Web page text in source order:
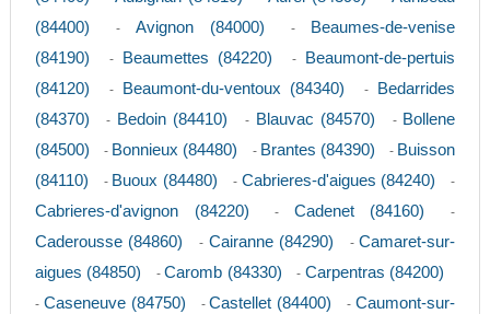
(84400)
- Avignon (84000) -
Beaumes-de-venise
(84190)
- Beaumettes (84220) -
Beaumont-de-pertuis
(84120)
- Beaumont-du-ventoux (84340) -
Bedarrides
(84370)
- Bedoin (84410) - Blauvac (84570) - Bollene
(84500)
- Bonnieux (84480) - Brantes (84390) - Buisson
(84110)
- Buoux (84480) - Cabrieres-d'aigues (84240) -
Cabrieres-d'avignon (84220) - Cadenet (84160) -
Caderousse (84860) - Cairanne (84290) -Camaret-sur-
aigues (84850)
-Caromb (84330) - Carpentras (84200)
- Caseneuve (84750) -Castellet (84400) -Caumont-sur-